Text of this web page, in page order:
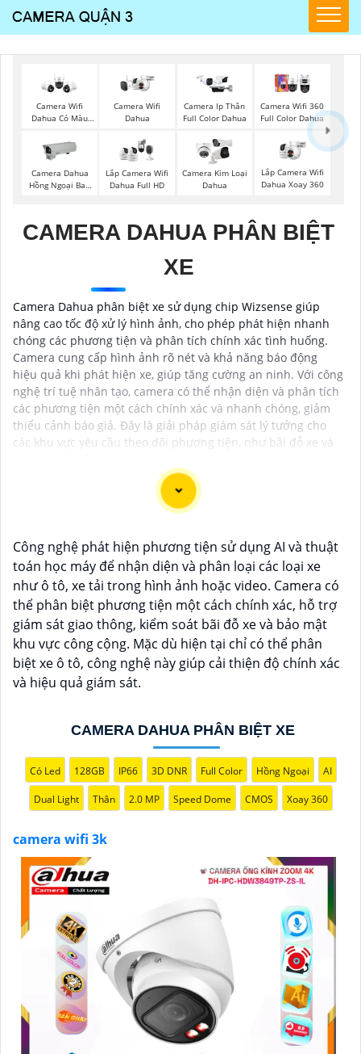
Camera Wifi
Dahua Có Màu
Camera Wifi
Dahua
Camera Ip Thân
Full Color Dahua
Camera Wifi 360
Full Color Dahua
Camera Dahua
Hồng Ngoại Ban
Lắp Camera Wifi
Dahua Full HD
Camera Kim Loại
Dahua
Lắp Camera Wifi
Dahua Xoay 360
CAMERA DAHUA PHÂN BIỆT
XE
Camera Dahua phân biệt xe sử dụng chip Wizsense giúp
nâng cao tốc độ xử lý hình ảnh, cho phép phát hiện nhanh
chóng các phương tiện và phân tích chính xác tình huống.
Camera cung cấp hình ảnh rõ nét và khả năng báo động
hiệu quả khi phát hiện xe, giúp tăng cường an ninh. Với công
nghệ trí tuệ nhân tạo, camera có thể nhận diện và phân tích
các phương tiện một cách chính xác và nhanh chóng, giảm
thiểu cảnh báo giả. Đây là giải pháp giám sát lý tưởng cho
các khu vực yêu cầu theo dõi phương tiện, như bãi đỗ xe và
'
Công nghệ phát hiện phương tiện sử dụng AI và thuật
toán học máy để nhận diện và phân loại các loại xe
như ô tô, xe tải trong hình ảnh hoặc video. Camera có
thể phân biệt phương tiện một cách chính xác, hỗ trợ
giám sát giao thông, kiểm soát bãi đỗ xe và bảo mật
khu vực công cộng. Mặc dù hiện tại chỉ có thể phân
biệt xe ô tô, công nghệ này giúp cải thiện độ chính xác
và hiệu quả giám sát.
CAMERA DAHUA PHÂN BIỆT XE
Có Led 128GB IP66 3D DNR Full Color Hồng Ngoại AI
Dual Light Thân 2.0 MP Speed Dome CMOS Xoay 360
camera wifi 3k